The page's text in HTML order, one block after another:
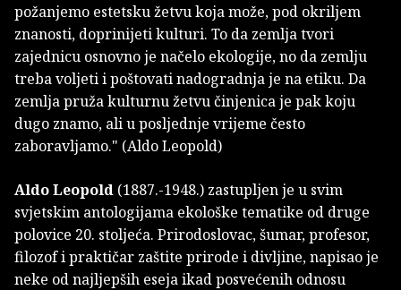
požanjemo estetsku žetvu koja može, pod okriljem
znanosti, doprinijeti kulturi. To da zemlja tvori
zajednicu osnovno je načelo ekologije, no da zemlju
treba voljeti i poštovati nadogradnja je na etiku. Da
zemlja pruža kulturnu žetvu činjenica je pak koju
dugo znamo, ali u posljednje vrijeme često
zaboravljamo." (Aldo Leopold)
Aldo Leopold (1887.-1948.) zastupljen je u svim
svjetskim antologijama ekološke tematike od druge
polovice 20. stoljeća. Prirodoslovac, šumar, profesor,
filozof i praktičar zaštite prirode i divljine, napisao je
neke od najljepših eseja ikad posvećenih odnosu